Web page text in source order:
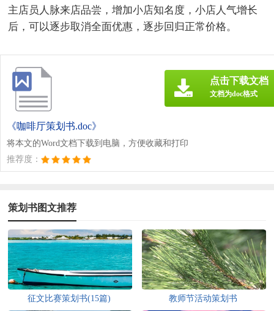
主店员人脉来店品尝，增加小店知名度，小店人气增长
后，可以逐步取消全面优惠，逐步回归正常价格。
《咖啡厅策划书.doc》
将本文的Word文档下载到电脑，方便收藏和打印
推荐度：
点击下载文档
文档为doc格式
策划书图文推荐
征文比赛策划书(15篇) 教师节活动策划书